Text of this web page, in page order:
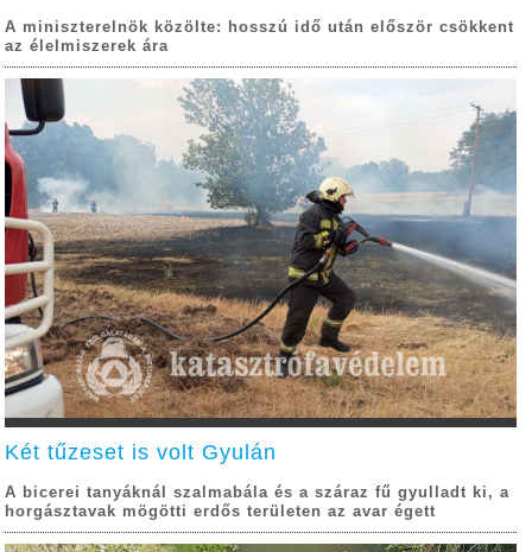
A miniszterelnök közölte: hosszú idő után először csökkent
az élelmiszerek ára
Két tűzeset is volt Gyulán
A bicerei tanyáknál szalmabála és a száraz fű gyulladt ki, a
horgásztavak mögötti erdős területen az avar égett